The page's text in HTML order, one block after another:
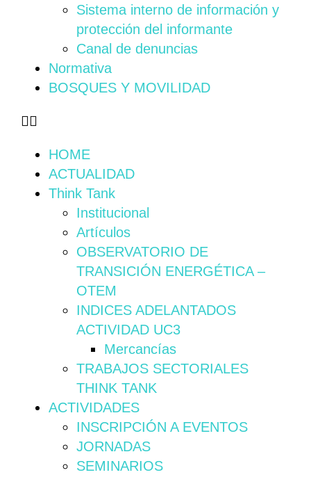
Sistema interno de información y
protección del informante
Canal de denuncias
Normativa
BOSQUES Y MOVILIDAD
HOME
ACTUALIDAD
Think Tank
Institucional
Artículos
OBSERVATORIO DE
TRANSICIÓN ENERGÉTICA –
OTEM
INDICES ADELANTADOS
ACTIVIDAD UC3
Mercancías
TRABAJOS SECTORIALES
THINK TANK
ACTIVIDADES
INSCRIPCIÓN A EVENTOS
JORNADAS
SEMINARIOS